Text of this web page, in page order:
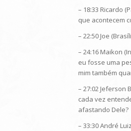
– 18:33 Ricardo
que acontecem
– 22:50 Joe
– 24:16 Maikon
eu fosse uma
mim também
– 27:02 Jeferson
cada vez
afastando Dele?
– 33:30 André